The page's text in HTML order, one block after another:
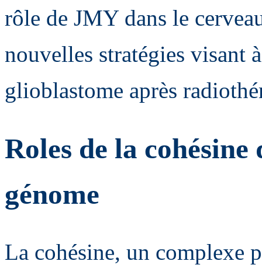
rôle de JMY dans le
nouvelles stratégies visant
glioblastome après
Roles de la
génome
La cohésine, un complexe